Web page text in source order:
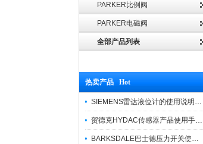
PARKER比例阀
PARKER电磁阀
全部产品列表
热卖产品 Hot
SIEMENS雷达液位计的使用说明书中文版
贺德克HYDAC传感器产品使用手册说明书
BARKSDALE巴士德压力开关使用说明书